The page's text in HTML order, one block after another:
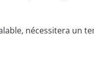
nécessitera un